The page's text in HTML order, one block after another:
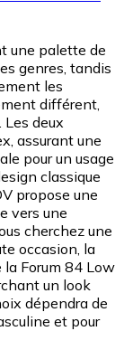
une palette de
genres, tandis
les
différent,
deux
assurant une
pour un usage
classique
propose une
vers une
cherchez une
occasion, la
la Forum 84 Low
un look
dépendra de
et pour